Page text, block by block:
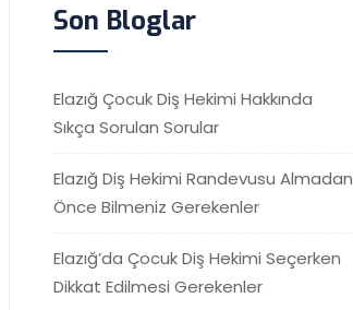
Son Bloglar
Elazığ Çocuk Diş Hekimi Hakkında
Sıkça Sorulan Sorular
Elazığ Diş Hekimi Randevusu Almadan
Önce Bilmeniz Gerekenler
Elazığ’da Çocuk Diş Hekimi Seçerken
Dikkat Edilmesi Gerekenler